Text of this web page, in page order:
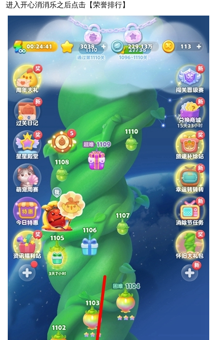
进入开心消消乐之后点击【荣誉排行】